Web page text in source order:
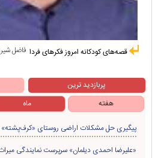
فاضل قصه‌های کودکانه امروز فکرهای فردا
پربازدید ترین
هفته
ماه
پیگیری حل مشکلات اراضی روستای
«علیرضا احمدی دیلمان» سرپرست نمایندگی